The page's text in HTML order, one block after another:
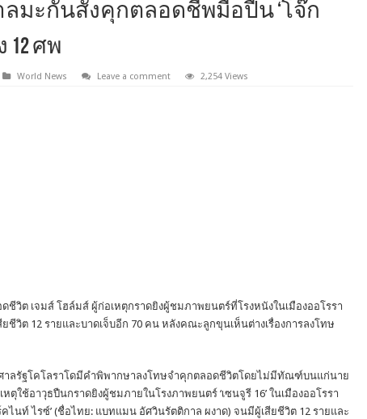
ลมะกันสั่งคุกตลอดชีพมือปืน ‘โจ๊ก
12 ศพ
World News Leave a comment 2,254 Views
ชีวิต เจมส์ โฮล์มส์ ผู้ก่อเหตุกราดยิงผู้ชมภาพยนตร์ที่โรงหนังในเมืองออโรรา
ยชีวิต 12 รายและบาดเจ็บอีก 70 คน หลังคณะลูกขุนเห็นต่างเรื่องการลงโทษ
ศาลรัฐโคโลราโดมีคำพิพากษาลงโทษจำคุกตลอดชีวิตโดยไม่มีทัณฑ์บนแก่นาย
ตุใช้อาวุธปืนกราดยิงผู้ชมภายในโรงภาพยนตร์ ‘เซนจูรี 16’ ในเมืองออโรรา
ไนท์ ไรซ์’ (ชื่อไทย: แบทแมน อัศวินรัตติกาล ผงาด) จนมีผู้เสียชีวิต 12 รายและ